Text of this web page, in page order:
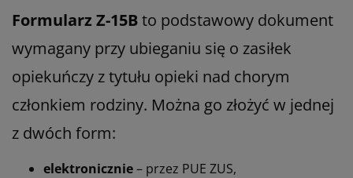
Formularz Z-15Bto podstawowy dokument
wymagany przy ubieganiu się o zasiłek
opiekuńczy z tytułu opieki nad chorym
członkiem rodziny. Można go złożyć w jednej
z dwóch form:
elektronicznie– przez PUE ZUS,